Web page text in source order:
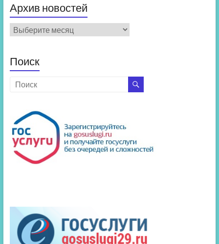
Архив новостей
Архив
новостей
Поиск